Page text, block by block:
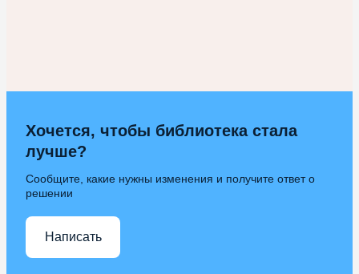
Хочется, чтобы библиотека стала
лучше?
Сообщите, какие нужны изменения и получите ответ о
решении
Написать